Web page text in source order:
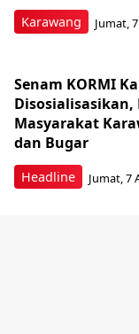
Karawang Jumat,
Headline
Senam KORMI
Disosialisasikan,
Masyarakat
dan Bugar
Jumat, 7